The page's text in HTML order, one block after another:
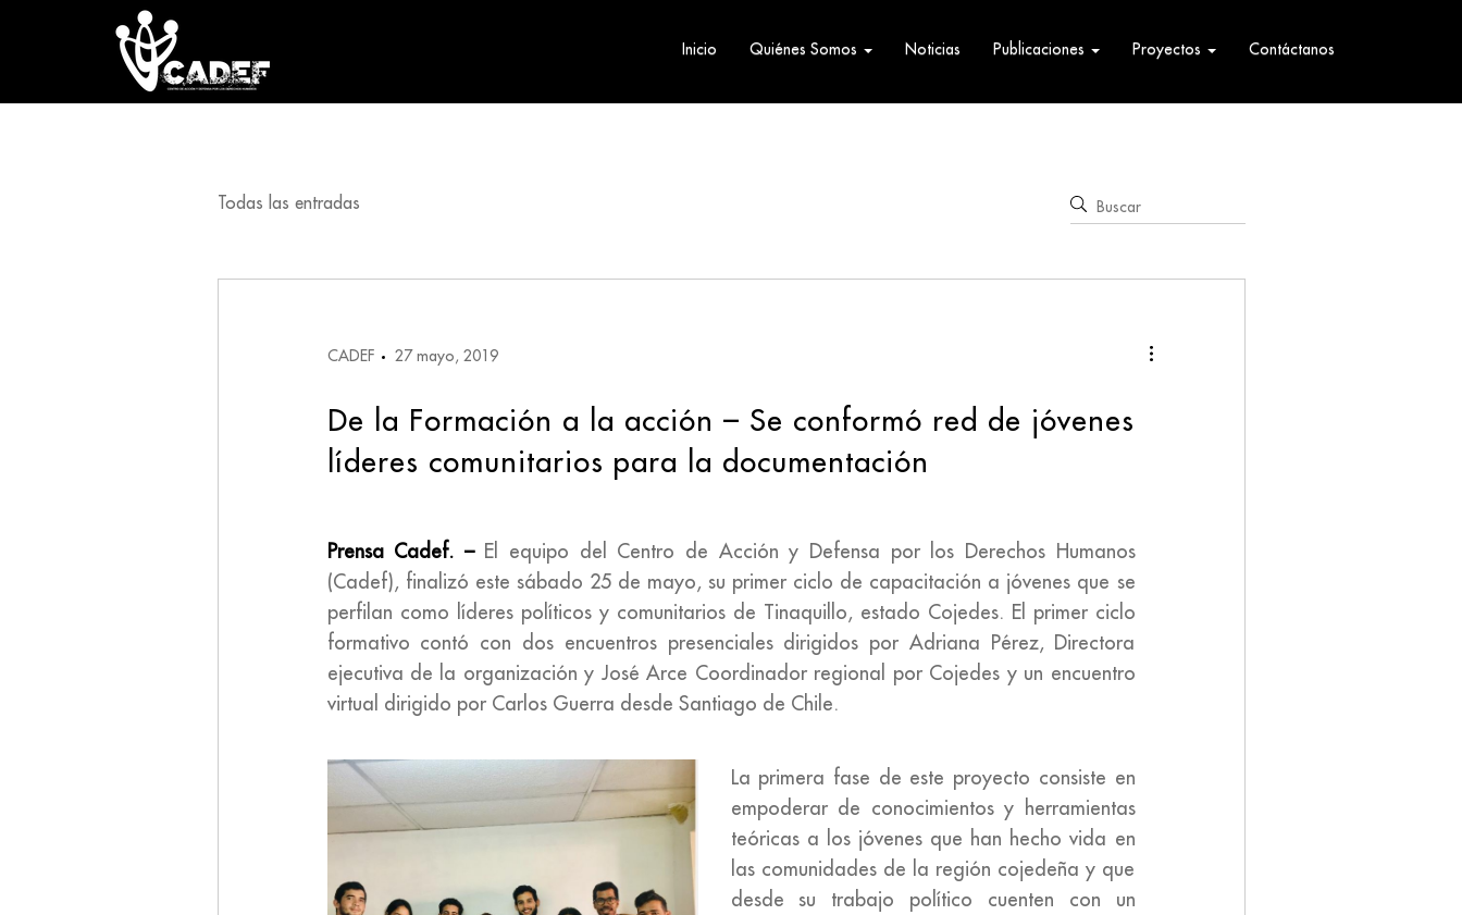
Inicio Quiénes Somos Noticias Publicaciones Proyectos Contáctanos
Todas las entradas
CADEF 27 mayo, 2019
De la Formación a la acción – Se conformó red de jóvenes
líderes comunitarios para la documentación
Prensa Cadef. – El equipo del Centro de Acción y Defensa por los Derechos Humanos
(Cadef), finalizó este sábado 25 de mayo, su primer ciclo de capacitación a jóvenes que se
perfilan como líderes políticos y comunitarios de Tinaquillo, estado Cojedes. El primer ciclo
formativo contó con dos encuentros presenciales dirigidos por Adriana Pérez, Directora
ejecutiva de la organización y José Arce Coordinador regional por Cojedes y un encuentro
virtual dirigido por Carlos Guerra desde Santiago de Chile.
La primera fase de este proyecto consiste en
empoderar de conocimientos y herramientas
teóricas a los jóvenes que han hecho vida en
las comunidades de la región cojedeña y que
desde su trabajo político cuenten con un